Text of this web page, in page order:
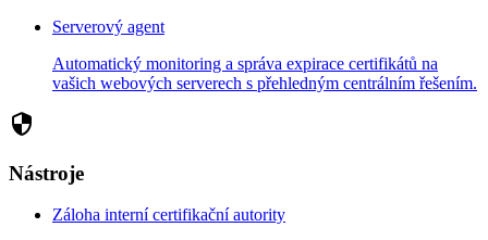
Serverový agent
Automatický monitoring a správa expirace certifikátů na
vašich webových serverech s přehledným centrálním řešením.
security
Nástroje
Záloha interní certifikační autority